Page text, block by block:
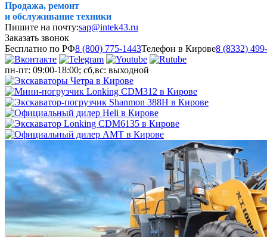
Продажа, ремонт
и обслуживание техники
Пишите на почту:sap@intek43.ru
Заказать звонок
Бесплатно по РФ8 (800) 775-1443Телефон в Кирове8 (8332)
пн-пт: 09:00-18:00; сб,вс: выходной